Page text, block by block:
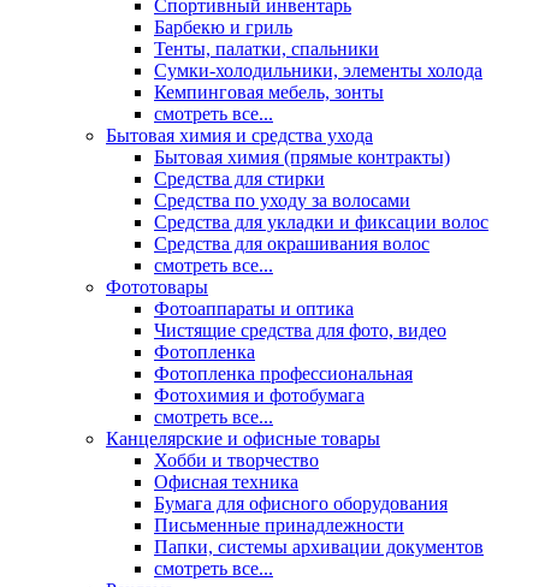
Спортивный инвентарь
Барбекю и гриль
Тенты, палатки, спальники
Сумки-холодильники, элементы холода
Кемпинговая мебель, зонты
смотреть все...
Бытовая химия и средства ухода
Бытовая химия (прямые контракты)
Средства для стирки
Средства по уходу за волосами
Средства для укладки и фиксации волос
Средства для окрашивания волос
смотреть все...
Фототовары
Фотоаппараты и оптика
Чистящие средства для фото, видео
Фотопленка
Фотопленка профессиональная
Фотохимия и фотобумага
смотреть все...
Канцелярские и офисные товары
Хобби и творчество
Офисная техника
Бумага для офисного оборудования
Письменные принадлежности
Папки, системы архивации документов
смотреть все...